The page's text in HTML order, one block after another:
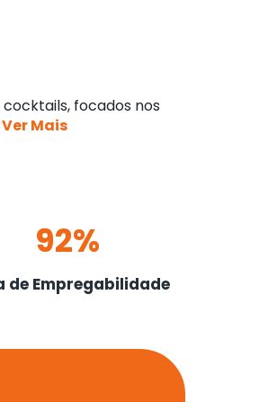
focados nos
Ver Mais
92%
de Empregabilidade